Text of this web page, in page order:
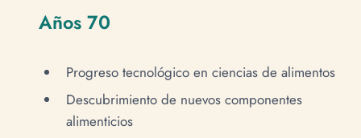
Años 70
Progreso tecnológico en ciencias de alimentos
Descubrimiento de nuevos componentes
alimenticios